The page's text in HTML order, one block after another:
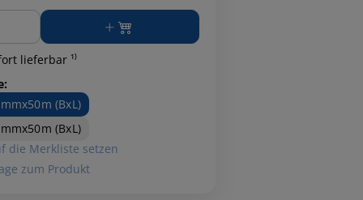
lieferbar ¹⁾
(BxL)
(BxL)
die Merkliste setzen
zum Produkt